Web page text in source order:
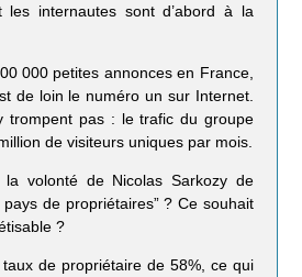
les internautes sont d’abord à la
000 petites annonces en France,
de loin le numéro un sur Internet.
trompent pas : le trafic du groupe
de visiteurs uniques par mois.
la volonté de Nicolas Sarkozy de
de propriétaires” ? Ce souhait
?
de propriétaire de 58%, ce qui